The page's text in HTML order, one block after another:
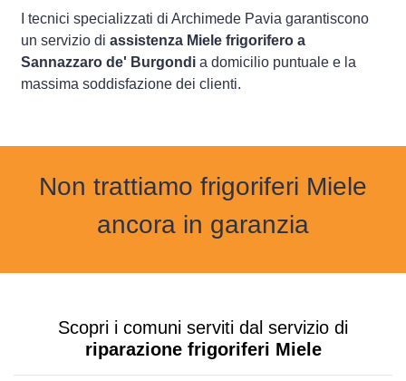
I tecnici specializzati di Archimede Pavia garantiscono
un servizio di assistenza Miele frigorifero a
Sannazzaro de' Burgondi a domicilio puntuale e la
massima soddisfazione dei clienti.
Non trattiamo frigoriferi Miele
ancora in garanzia
Scopri i comuni serviti dal servizio di
riparazione frigoriferi Miele